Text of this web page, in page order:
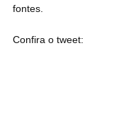
fontes.
Confira o tweet: